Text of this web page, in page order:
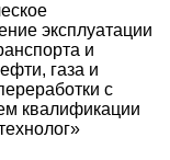
эксплуатации
и
газа и
с
квалификации